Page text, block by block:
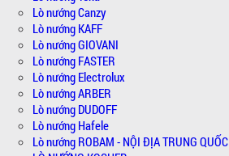
Lò nướng Canzy
Lò nướng KAFF
Lò nướng GIOVANI
Lò nướng FASTER
Lò nướng Electrolux
Lò nướng ARBER
Lò nướng DUDOFF
Lò nướng Hafele
Lò nướng ROBAM - NỘI ĐỊA TRUNG QUỐC